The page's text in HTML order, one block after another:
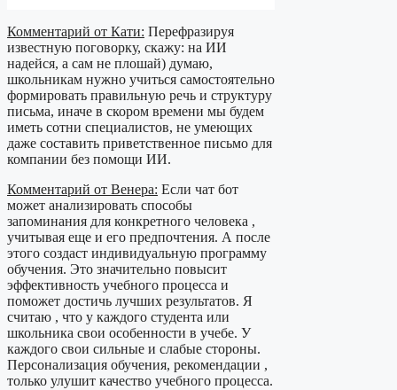
Комментарий от Кати: Перефразируя
известную поговорку, скажу: на ИИ
надейся, а сам не плошай) думаю,
школьникам нужно учиться самостоятельно
формировать правильную речь и структуру
письма, иначе в скором времени мы будем
иметь сотни специалистов, не умеющих
даже составить приветственное письмо для
компании без помощи ИИ.
Комментарий от Венера: Если чат бот
может анализировать способы
запоминания для конкретного человека ,
учитывая еще и его предпочтения. А после
этого создаст индивидуальную программу
обучения. Это значительно повысит
эффективность учебного процесса и
поможет достичь лучших результатов. Я
считаю , что у каждого студента или
школьника свои особенности в учебе. У
каждого свои сильные и слабые стороны.
Персонализация обучения, рекомендации ,
только улушит качество учебного процесса.